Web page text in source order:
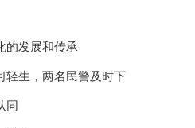
的发展和传承
轻生，两名民警及时下
同